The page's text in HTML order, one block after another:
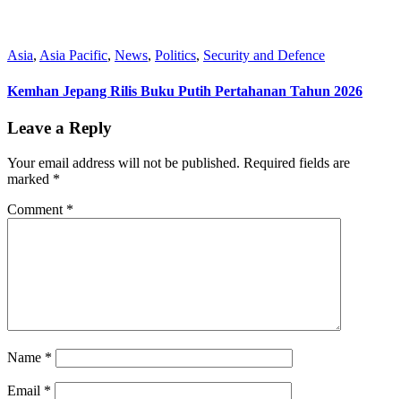
Asia, Asia Pacific, News, Politics, Security and Defence
Kemhan Jepang Rilis Buku Putih Pertahanan Tahun 2026
Leave a Reply
Your email address will not be published. Required fields are
marked *
Comment *
Name *
Email *